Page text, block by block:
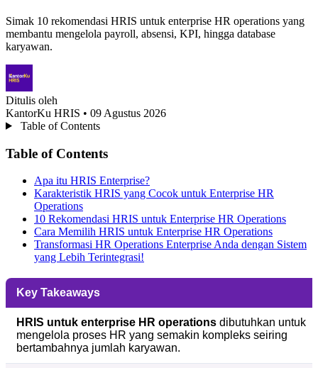
Simak 10 rekomendasi HRIS untuk enterprise HR operations yang
membantu mengelola payroll, absensi, KPI, hingga database
karyawan.
Ditulis oleh
KantorKu HRIS • 09 Agustus 2026
Table of Contents
Table of Contents
Apa itu HRIS Enterprise?
Karakteristik HRIS yang Cocok untuk Enterprise HR
Operations
10 Rekomendasi HRIS untuk Enterprise HR Operations
Cara Memilih HRIS untuk Enterprise HR Operations
Transformasi HR Operations Enterprise Anda dengan Sistem
yang Lebih Terintegrasi!
Key Takeaways
HRIS untuk enterprise HR operations dibutuhkan untuk
mengelola proses HR yang semakin kompleks seiring
bertambahnya jumlah karyawan.